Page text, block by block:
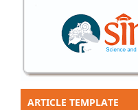
ARTICLE TEMPLATE